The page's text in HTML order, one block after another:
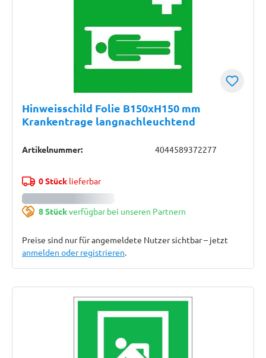
Hinweisschild Folie B150xH150 mm
Krankentrage langnachleuchtend
Artikelnummer: 4044589372277
0 Stücklieferbar
8 Stückverfügbar bei unseren Partnern
Preise sind nur für angemeldete Nutzer sichtbar – jetzt
anmelden oder registrieren.